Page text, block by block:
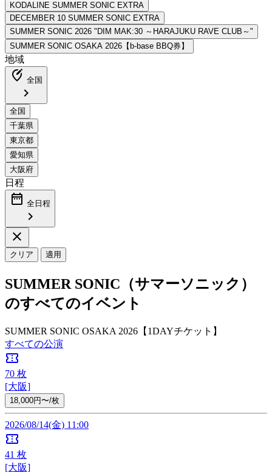
地域
edit_location_alt 全国
chevron_right
日程
date_range 全日程
chevron_right
close
クリア 適用
SUMMER SONIC（サマーソニック）
のすべてのイベント
SUMMER SONIC OSAKA 2026【1DAYチケット】
すべての公演
confirmation_number
70 枚
[大阪]
18,000円〜/枚
2026/08/14(金) 11:00
confirmation_number
41 枚
[大阪]